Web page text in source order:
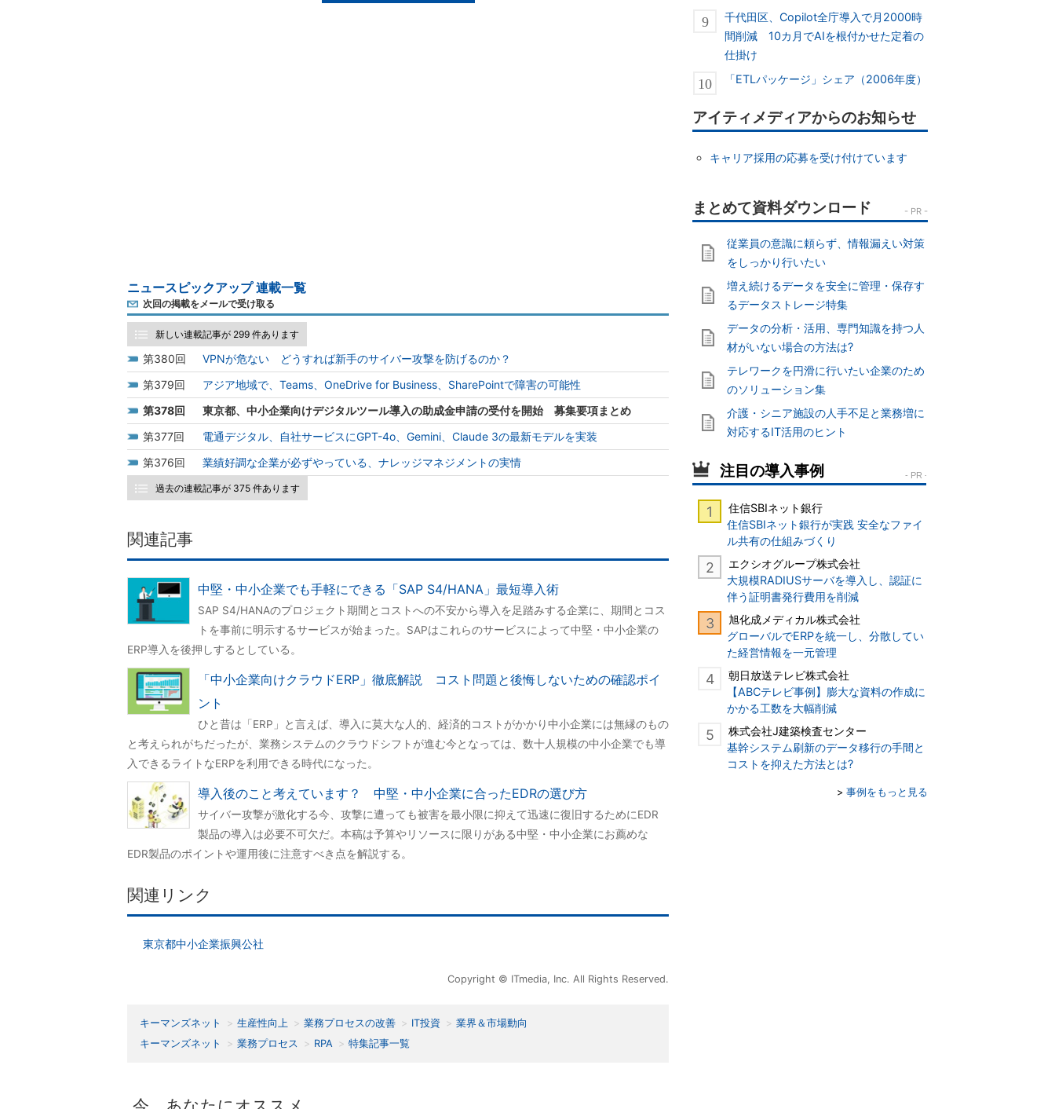
ニュースピックアップ 連載一覧
次回の掲載をメールで受け取る
新しい連載記事が 299 件あります
380
VPNが危ない どうすれば新手のサイバー攻撃を防げるのか？
379
アジア地域で、Teams、OneDrive for Business、SharePointで障害の可能性
378
東京都、中小企業向けデジタルツール導入の助成金申請の受付を開始 募集要項まとめ
377
電通デジタル、自社サービスにGPT-4o、Gemini、Claude 3の最新モデルを実装
376
業績好調な企業が必ずやっている、ナレッジマネジメントの実情
過去の連載記事が 375 件あります
関連記事
中堅・中小企業でも手軽にできる「SAP S4/HANA」最短導入術
SAP S4/HANAのプロジェクト期間とコストへの不安から導入を足踏みする企業に、期間とコス
トを事前に明示するサービスが始まった。SAPはこれらのサービスによって中堅・中小企業の
ERP導入を後押しするとしている。
「中小企業向けクラウドERP」徹底解説 コスト問題と後悔しないための確認ポイ
ント
ひと昔は「ERP」と言えば、導入に莫大な人的、経済的コストがかかり中小企業には無縁のもの
と考えられがちだったが、業務システムのクラウドシフトが進む今となっては、数十人規模の中小企業でも導
入できるライトなERPを利用できる時代になった。
導入後のこと考えています？ 中堅・中小企業に合ったEDRの選び方
サイバー攻撃が激化する今、攻撃に遭っても被害を最小限に抑えて迅速に復旧するためにEDR
製品の導入は必要不可欠だ。本稿は予算やリソースに限りがある中堅・中小企業にお薦めな
EDR製品のポイントや運用後に注意すべき点を解説する。
関連リンク
東京都中小企業振興公社
Copyright © ITmedia, Inc. All Rights Reserved.
キーマンズネット 生産性向上 業務プロセスの改善 IT投資
業界＆市場動向
キーマンズネット
業務プロセス RPA 特集記事一覧
千代田区、Copilot全庁導入で月2000時
間削減 10カ月でAIを根付かせた定着の
仕掛け
「ETLパッケージ」シェア（2006年度）
アイティメディアからのお知らせ
キャリア採用の応募を受け付けています
従業員の意識に頼らず、情報漏えい対策
をしっかり行いたい
増え続けるデータを安全に管理・保存す
るデータストレージ特集
データの分析・活用、専門知識を持つ人
材がいない場合の方法は?
テレワークを円滑に行いたい企業のため
のソリューション集
介護・シニア施設の人手不足と業務増に
対応するIT活用のヒント